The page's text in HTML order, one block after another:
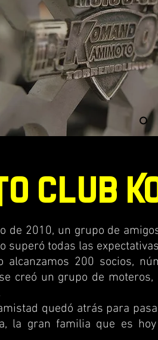
CLUB
de 2010, un grupo de
superó todas las
alcanzamos 200 socios,
creó un grupo de
quedó atrás para
la gran familia que es